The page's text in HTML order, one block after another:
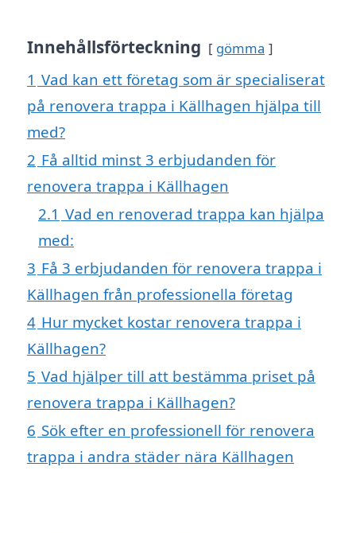
Innehållsförteckning gömma
1 Vad kan ett företag som är specialiserat
på renovera trappa i Källhagen hjälpa till
med?
2 Få alltid minst 3 erbjudanden för
renovera trappa i Källhagen
2.1 Vad en renoverad trappa kan hjälpa
med:
3 Få 3 erbjudanden för renovera trappa i
Källhagen från professionella företag
4 Hur mycket kostar renovera trappa i
Källhagen?
5 Vad hjälper till att bestämma priset på
renovera trappa i Källhagen?
6 Sök efter en professionell för renovera
trappa i andra städer nära Källhagen